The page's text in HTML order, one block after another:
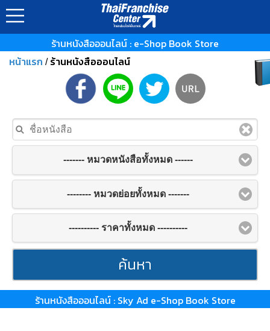
ร้านหนังสือออนไลน์ : e-Shop Book Store
หน้าแรก / ร้านหนังสือออนไลน์
------- หมวดหนังสือทั้งหมด ------
-------- หมวดย่อยทั้งหมด -------
---------- ราคาทั้งหมด ----------
ค้นหา
ร้านหนังสือออนไลน์ : Sky Ad e-Shop Book Store